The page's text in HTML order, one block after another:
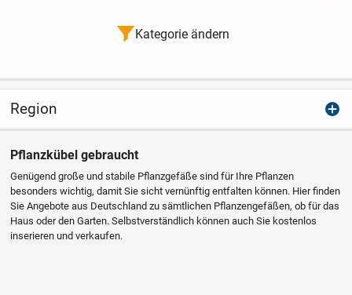
Kategorie ändern
Region
Pflanzkübel gebraucht
Genügend große und stabile Pflanzgefäße sind für Ihre Pflanzen
besonders wichtig, damit Sie sicht vernünftig entfalten können. Hier finden
Sie Angebote aus Deutschland zu sämtlichen Pflanzengefäßen, ob für das
Haus oder den Garten. Selbstverständlich können auch Sie kostenlos
inserieren und verkaufen.